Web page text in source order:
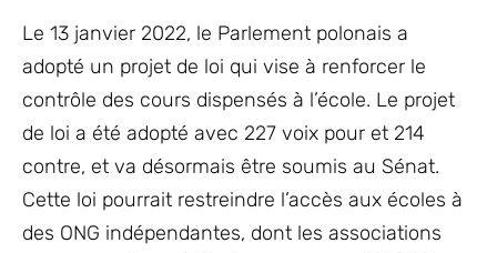
Le 13 janvier 2022, le Parlement polonais a
adopté un projet de loi qui vise à renforcer le
contrôle des cours dispensés à l’école. Le projet
de loi a été adopté avec 227 voix pour et 214
contre, et va désormais être soumis au Sénat.
Cette loi pourrait restreindre l’accès aux écoles à
des ONG indépendantes, dont les associations